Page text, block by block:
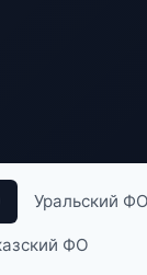
Уральский ФО
ФО